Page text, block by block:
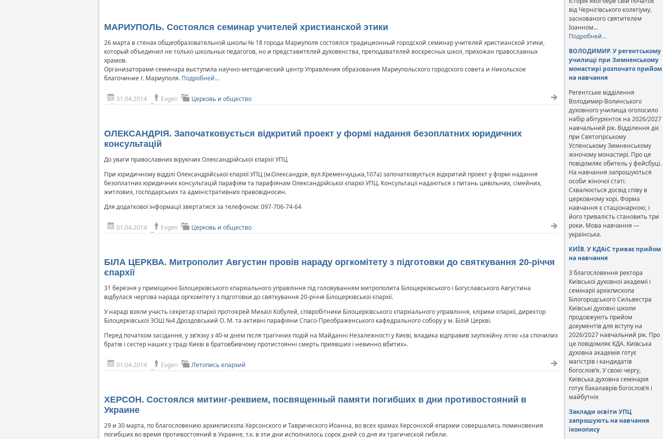
МАРИУПОЛЬ. Состоялся семинар учителей христианской этики
26 марта в стенах общеобразовательной школы № 18 города Мариуполя состоялся традиционный городской семинар учителей христианской этики,
который объединил не только школьных педагогов, но и представителей духовенства, преподавателей воскресных школ, прихожан православных
храмов.
Организаторами семинара выступила научно-методический центр Управления образования Мариупольского городского совета и Никольское
благочиние г. Мариуполя. Подробней…
01.04.2014 Evgen Церковь и общество
ОЛЕКСАНДРІЯ. Започатковується відкритий проект у формі надання безоплатних юридичних
консультацій
До уваги православних віруючих Олександрійської єпархії УПЦ
При юридичному відділі Олександрійської єпархії УПЦ (м.Олександрія, вул.Кременчуцька,107а) започатковується відкритий проект у формі надання
безоплатних юридичних консультацій парафіям та парафіянам Олександрійської єпархії УПЦ. Консультації надаються з питань цивільних, сімейних,
житлових, господарських та адміністративних правовідносин.
Для додаткової інформації звертатися за телефоном: 097-706-74-64
01.04.2014 Evgen Церковь и общество
БІЛА ЦЕРКВА. Митрополит Августин провів нараду оргкомітету з підготовки до святкування 20-річчя
єпархії
31 березня у приміщенні Білоцерківського єпархіального управління під головуванням митрополита Білоцерківського і Богуславського Августина
відбулася чергова нарада оргкомітету з підготовки до святкування 20-річчя Білоцерківської єпархії.
У нараді взяли участь секретар єпархії протоієрей Михаїл Кобулей, співробітники Білоцерківського єпархіального управління, клірики єпархії, директор
Білоцерківської ЗОШ №4 Дроздовський О. М. та активні парафіяни Спасо-Преображенського кафедрального собору у м. Білій Церкві.
Перед початком засідання, у зв’язку з 40-м днем після трагічних подій на Майданні Незалежності у Києві, владика відправив заупокійну літію «за спочилих
братів і сестер наших у граді Києві в братовбивчому протистоянні смерть приявших і невинно вбитих».
01.04.2014 Evgen Летопись епархий
ХЕРСОН. Состоялся митинг-реквием, посвященный памяти погибших в дни противостояний в
Украине
29 и 30 марта, по благословению архиепископа Херсонского и Таврического Иоанна, во всех храмах Херсонской епархии совершались поминовения
погибших во время противостояний в Украине, т.к. в эти дни исполнилось сорок дней со дня их трагической гибели.
від Чернігівського колегіуму,
заснованого святителем
Іоанном…
Подробней…
ВОЛОДИМИР. У регентському
училищі при Зимненському
монастирі розпочато прийом
на навчання
Регентське відділення
Володимир-Волинського
духовного училища оголосило
набір абітурієнток на 2026/2027
навчальний рік. Відділення діє
при Святогірському
Успенському Зимненському
жіночому монастирі. Про це
повідомляє обитель у фейсбуці.
На навчання запрошуються
особи жіночої статі.
Схвалюється досвід співу в
церковному хорі. Форма
навчання є стаціонарною, і
його тривалість становить три
роки. Мова навчання —
українська.
КИЇВ. У КДАіС триває прийом
на навчання
З благословення ректора
Київської духовної академії і
семінарії архієпископа
Білогородського Сильвестра
Київські духовні школи
продовжують прийом
документів для вступу на
2026/2027 навчальний рік. Про
це повідомляє КДА. Київська
духовна академія готує
магістрів і кандидатів
богослов’я. У свою чергу,
Київська духовна семінарія
готує бакалаврів богослов’я і
майбутніх
Заклади освіти УПЦ
запрошують на навчання
іконопису